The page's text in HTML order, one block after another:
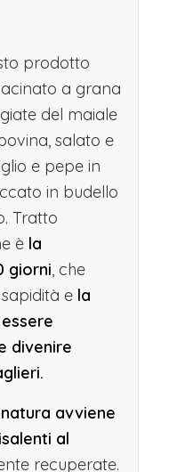
prodotto
a grana
del maiale
salato e
e pepe in
in budello
Tratto
è la
giorni, che
ela
divenire
avviene
al
recuperate.